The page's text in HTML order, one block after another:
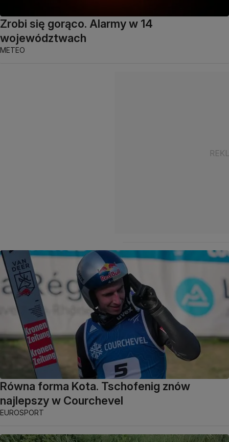
Zrobi się gorąco. Alarmy w 14
województwach
METEO
Równa forma Kota. Tschofenig znów
najlepszy w Courchevel
EUROSPORT